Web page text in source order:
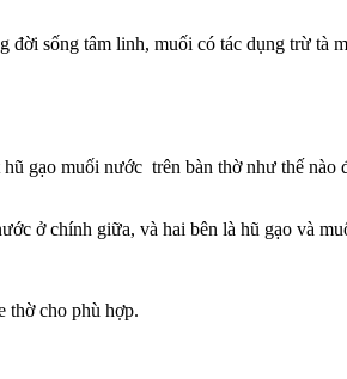
sống tâm linh, muối có tác dụng trừ tà
gạo muối nước trên bàn thờ như thế nào
ở chính giữa, và hai bên là hũ gạo và
thờ cho phù hợp.